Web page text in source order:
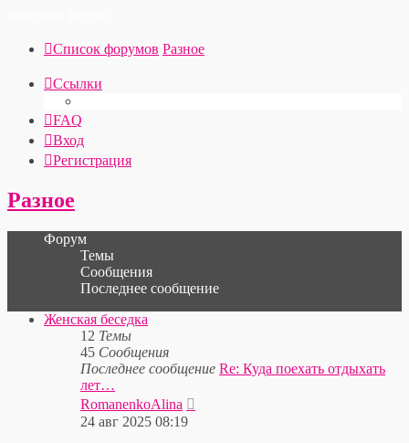
Список форумов Разное
Ссылки
FAQ
Вход
Регистрация
Разное
Форум
Темы
Сообщения
Последнее сообщение
Женская беседка
12 Темы
45 Сообщения
Последнее сообщение Re: Куда поехать отдыхать
лет…
RomanenkoAlina
24 авг 2025 08:19